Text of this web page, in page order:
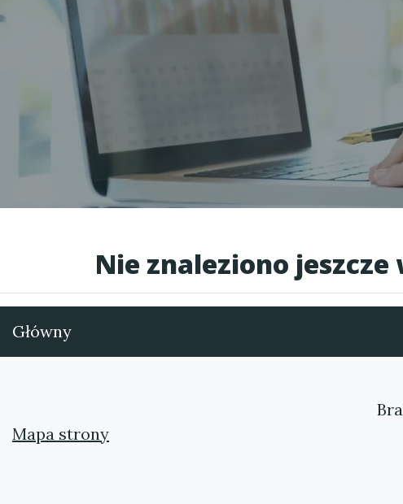
Nie znaleziono jeszcze
Główny
Mapa strony